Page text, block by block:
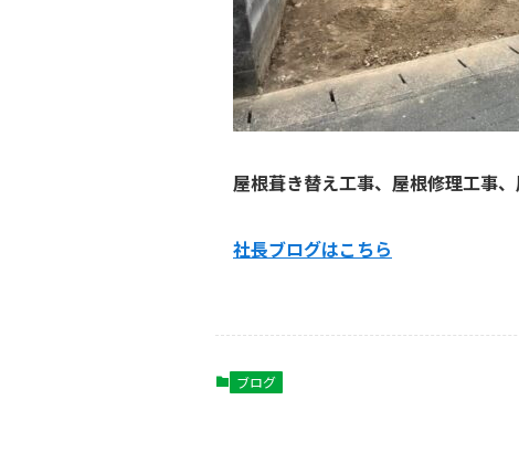
屋根葺き替え工事、屋根修理工事
社長ブログはこ ちら
ブログ